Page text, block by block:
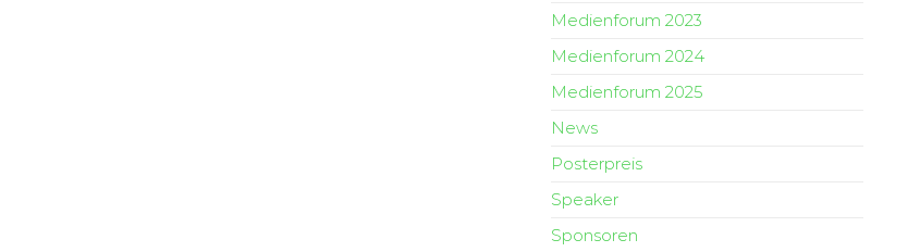
Medienforum 2023
Medienforum 2024
Medienforum 2025
News
Posterpreis
Speaker
Sponsoren